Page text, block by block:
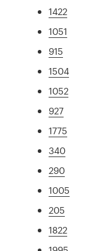
1422
1051
915
1504
1052
927
1775
340
290
1005
205
1822